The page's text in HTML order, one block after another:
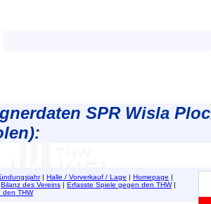
SPR Wisla
| Halle / Vorverkauf / Lage | Homepage |
Bilanz des Vereins | Erfasste Spiele gegen den THW|
den THW